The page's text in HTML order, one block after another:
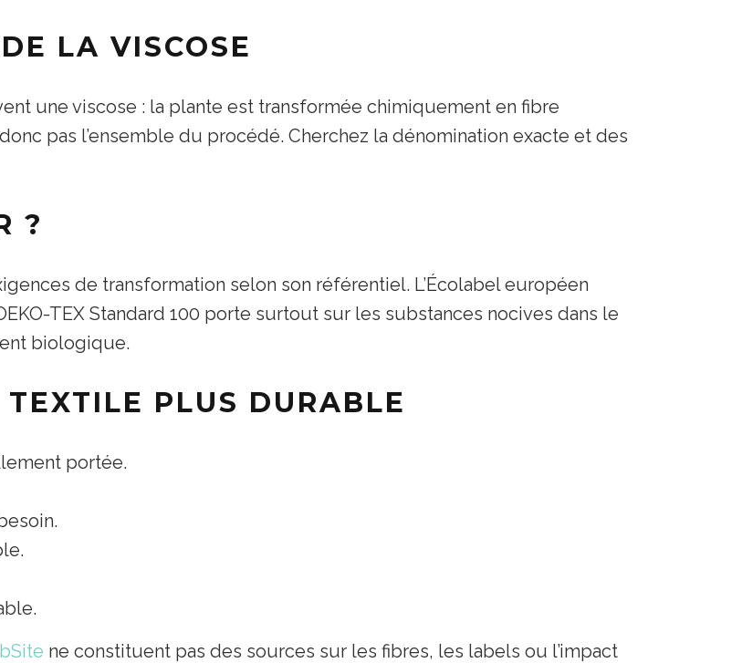
LA VISCOSE
une viscose : la plante est transformée chimiquement en fibre
pas l’ensemble du procédé. Cherchez la dénomination exacte et des
?
de transformation selon son référentiel. L’Écolabel européen
TEX Standard 100 porte surtout sur les substances nocives dans le
biologique.
PLUS DURABLE
portée.
ne constituent pas des sources sur les fibres, les labels ou l’impact